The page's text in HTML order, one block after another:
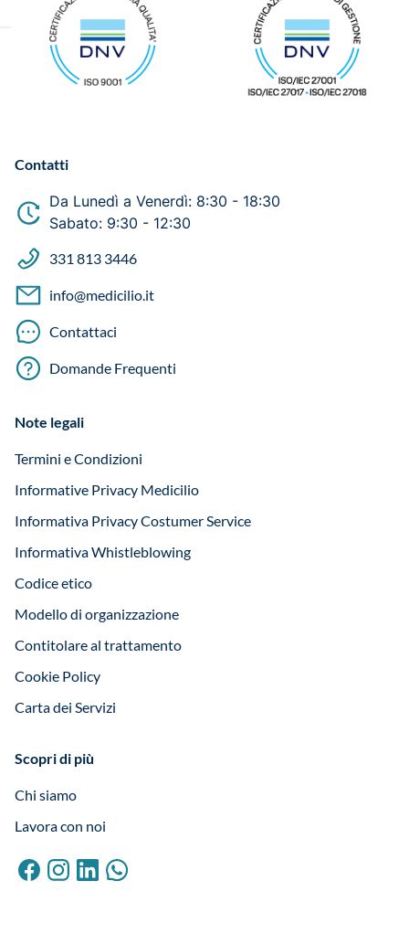
Contatti
Da Lunedì a Venerdì: 8:30 - 18:30
Sabato: 9:30 - 12:30
331 813 3446
info@medicilio.it
Contattaci
Domande Frequenti
Note legali
Termini e Condizioni
Informative Privacy Medicilio
Informativa Privacy Costumer Service
Informativa Whistleblowing
Codice etico
Modello di organizzazione
Contitolare al trattamento
Cookie Policy
Carta dei Servizi
Scopri di più
Chi siamo
Lavora con noi